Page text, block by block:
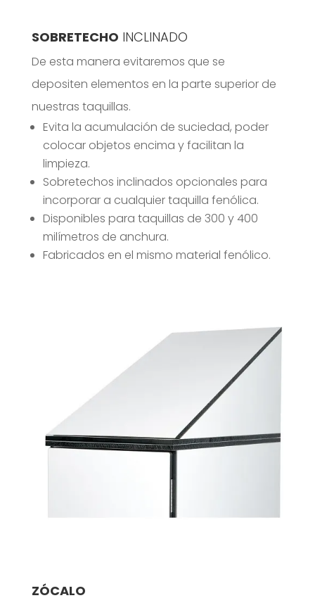
SOBRETECHO INCLINADO
De esta manera evitaremos que se
depositen elementos en la parte superior de
nuestras taquillas.
Evita la acumulación de suciedad, poder
colocar objetos encima y facilitan la
limpieza.
Sobretechos inclinados opcionales para
incorporar a cualquier taquilla fenólica.
Disponibles para taquillas de 300 y 400
milímetros de anchura.
Fabricados en el mismo material fenólico.
ZÓCALO